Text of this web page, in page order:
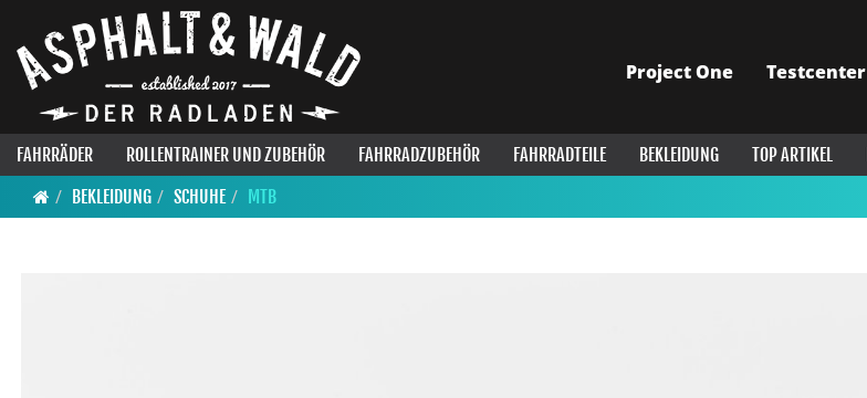
Project One Testcenter
FAHRRÄDER ROLLENTRAINER UND ZUBEHÖR FAHRRADZUBEHÖR FAHRRADTEILE BEKLEIDUNG TOP ARTIKEL
BEKLEIDUNG
SCHUHE MTB